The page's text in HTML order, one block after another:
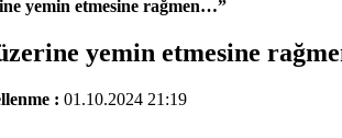
yemin etmesine rağmen…”
yemin etmesine
: 01.10.2024 21:19